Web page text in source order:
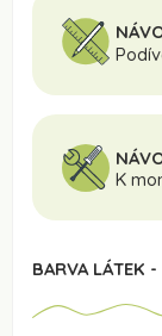
K
BARVA LÁTEK